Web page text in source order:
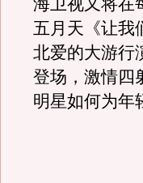
海卫视又将在
五月天《让我
北爱的大游行
登场，激情四
明星如何为年